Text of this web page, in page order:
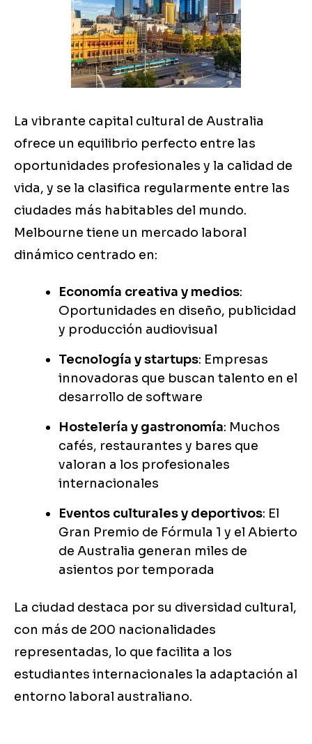
La vibrante capital cultural de Australia
ofrece un equilibrio perfecto entre las
oportunidades profesionales y la calidad de
vida, y se la clasifica regularmente entre las
ciudades más habitables del mundo.
Melbourne tiene un mercado laboral
dinámico centrado en:
Economía creativa y medios:
Oportunidades en diseño, publicidad
y producción audiovisual
Tecnología y startups: Empresas
innovadoras que buscan talento en el
desarrollo de software
Hostelería y gastronomía: Muchos
cafés, restaurantes y bares que
valoran a los profesionales
internacionales
Eventos culturales y deportivos: El
Gran Premio de Fórmula 1 y el Abierto
de Australia generan miles de
asientos por temporada
La ciudad destaca por su diversidad cultural,
con más de 200 nacionalidades
representadas, lo que facilita a los
estudiantes internacionales la adaptación al
entorno laboral australiano.